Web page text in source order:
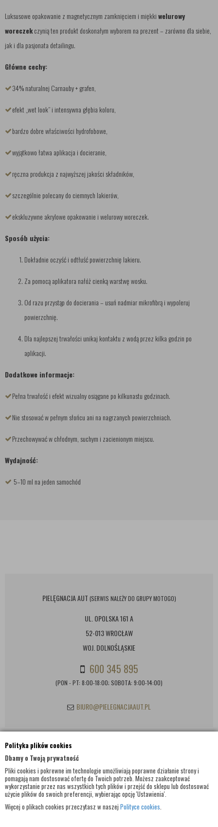
Polityka plików cookies
Dbamy o Twoją prywatność
Pliki cookies i pokrewne im technologie umożliwiają poprawne działanie strony i
pomagają nam dostosować ofertę do Twoich potrzeb. Możesz zaakceptować
wykorzystanie przez nas wszystkich tych plików i przejść do sklepu lub dostosować
użycie plików do swoich preferencji, wybierając opcję 'Ustawienia'.
Więcej o plikach cookies przeczytasz w naszej Polityce cookies.
Luksusowe opakowanie z magnetycznym zamknięciem i miękkiwelurowy
woreczekczynią ten produkt doskonałym wyborem na prezent – zarówno dla siebie,
jak i dla pasjonata detailingu.
Główne cechy:
34% naturalnej Carnauby + grafen,
efekt „wet look” i intensywna głębia koloru,
bardzo dobre właściwości hydrofobowe,
wyjątkowo łatwa aplikacja i docieranie,
ręczna produkcja z najwyższej jakości składników,
szczególnie polecany do ciemnych lakierów,
ekskluzywne akrylowe opakowanie i welurowy woreczek.
Sposób użycia:
Dokładnie oczyść i odtłuść powierzchnię lakieru.
Za pomocą aplikatora nałóż cienką warstwę wosku.
Od razu przystąp do docierania – usuń nadmiar mikrofibrą i wypoleruj
powierzchnię.
Dla najlepszej trwałości unikaj kontaktu z wodą przez kilka godzin po
aplikacji.
Dodatkowe informacje:
Pełna trwałość i efekt wizualny osiągane po kilkunastu godzinach.
Nie stosować w pełnym słońcu ani na nagrzanych powierzchniach.
Przechowywać w chłodnym, suchym i zacienionym miejscu.
Wydajność:
5–10 ml na jeden samochód
PIELĘGNACJA AUT (SERWIS NALEŻY DO GRUPY MOTOGO)
UL. OPOLSKA 161 A
52-013 WROCŁAW
WOJ. DOLNOŚLĄSKIE
600 345 895
(PON - PT: 8:00-18:00; SOBOTA: 9:00-14:00)
BIURO@PIELEGNACJAAUT.PL
INFORMACJE KONTAKTOWE